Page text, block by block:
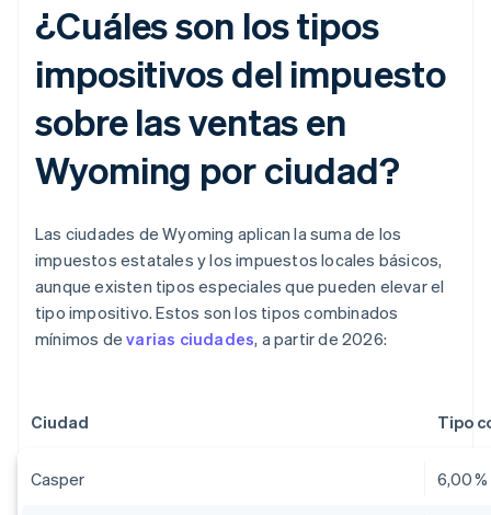
¿Cuáles son los tipos
impositivos del impuesto
sobre las ventas en
Wyoming por ciudad?
Las ciudades de Wyoming aplican la suma de los
impuestos estatales y los impuestos locales básicos,
aunque existen tipos especiales que pueden elevar el
tipo impositivo. Estos son los tipos combinados
mínimos devarias ciudades, a partir de 2026:
Ciudad Tipo
Casper 6,00 %